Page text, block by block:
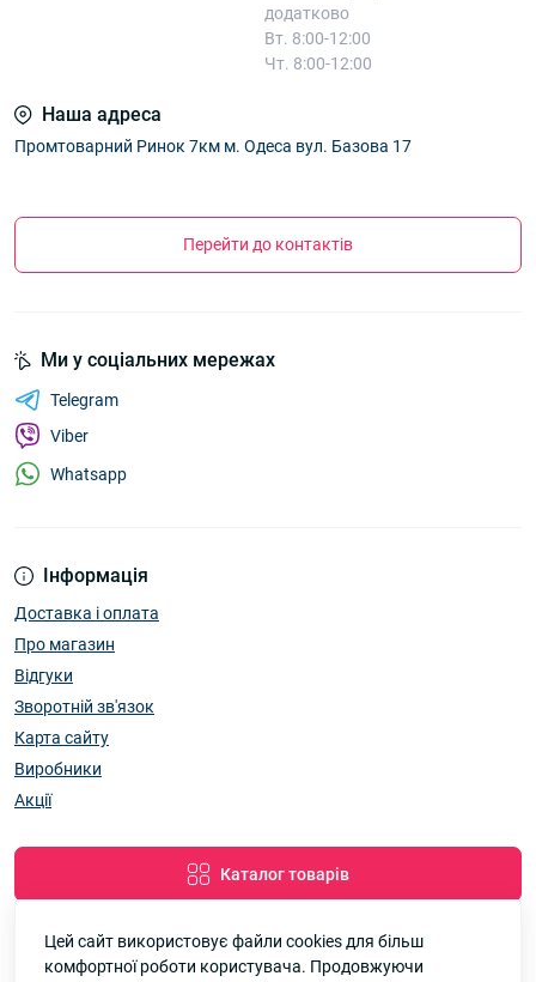
додатково
Вт. 8:00-12:00
Чт. 8:00-12:00
Наша адреса
Промтоварний Ринок 7км м. Одеса вул. Базова 17
Перейти до контактів
Інформація
Доставка і оплата
Про магазин
Відгуки
Зворотній зв'язок
Карта сайту
Виробники
Акції
Каталог товарів
Ми у соціальних мережах
Telegram
Viber
Whatsapp
Цей сайт використовує файли cookies для більш
комфортної роботи користувача. Продовжуючи